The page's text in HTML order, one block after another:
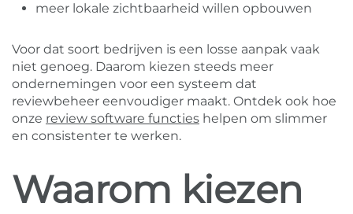
meer lokale zichtbaarheid willen opbouwen
Voor dat soort bedrijven is een losse aanpak vaak
niet genoeg. Daarom kiezen steeds meer
ondernemingen voor een systeem dat
reviewbeheer eenvoudiger maakt. Ontdek ook hoe
onze review software functies helpen om slimmer
en consistenter te werken.
Waarom kiezen